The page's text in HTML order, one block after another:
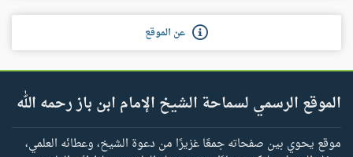
عن الموقع
الموقع الرسمي لسماحة الشيخ الإمام ابن باز رحمه الله
موقع يحوي بين صفحاته جمعًا غزيرًا من دعوة الشيخ، وعطائه العلمي،